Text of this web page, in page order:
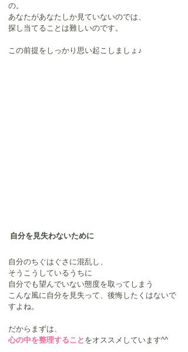
の。
あなたがあなたしか見ていないのでは、
探し当てることは難しいのです。
この前提をしっかり思い起こしましょ♪
自分を見失わないために
自分のちぐはぐさに混乱し、
そうこうしているうちに
自分でも望んでいない態度を取ってしまう
こんな風に自分を見失って、後悔したくはないで
すよね。
だからまずは、
心の中を整理すること をオススメしています^^